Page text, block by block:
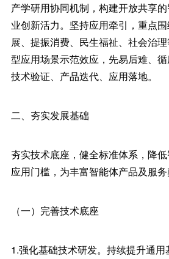
产学研用协同机制，构建开放共享
业创新活力。坚持应用牵引，重点
展、提振消费、民生福祉、社会治
型应用场景示范效应，先易后难、
技术验证、产品迭代、应用落地。
二、夯实发展基础
夯实技术底座，健全标准体系，降低
应用门槛，为丰富智能体产品及服务
（一）完善技术底座
1.强化基础技术研发。持续提升通